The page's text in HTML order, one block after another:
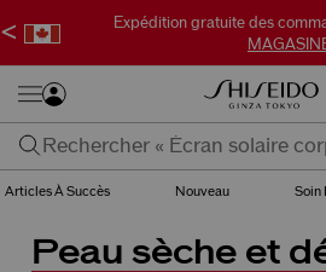
Expédition gratuite des
<
Articles À Succès Nouveau Soin
Peau sèche et